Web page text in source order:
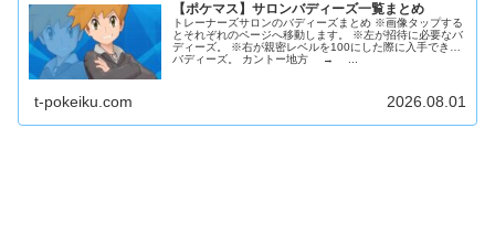
【ポケマス】サロンバディーズ一覧まとめ
トレーナーズサロンのバディーズまとめ ※画像タップする
とそれぞれのページへ移動します。 ※左が招待に必要なバ
ディーズ。 ※右が親密レベルを100にした際に入手できる
バディーズ。 カントー地方 → ...
t-pokeiku.com 2026.08.01